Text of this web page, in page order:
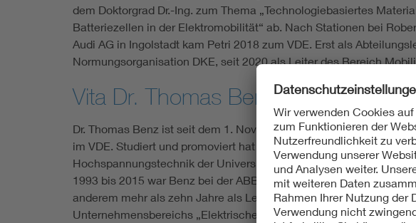
dem Doktorgrad Dr.-Ing. zum Thema „Technologiebasiertes
Batteriezellen in der Elektromobilität“ ab. Nach Stationen bei
Audi AG in Ingolstadt kam Petri 2018 zum VDE. Erst als
Normungsorganisation DKE, seit 2020 als Leiter des Bereich
Vita Dr. Thomas Benz
Dr. Thomas Benz ist seit dem 1. November 2015 Geschäftsführer
im VDE. Studiert und promoviert hat er am Institut für
Hochspannungstechnik der Universität Karlsruhe (TH, heute
1993 bis 2015 war Benz bei der ABB AG in verschiedenen
anderem mehr als zehn Jahre als Leiter der Abteilung „Elektrische
Unternehmensbereichs „Elektrische Netze“. Zuletzt war er Leiter